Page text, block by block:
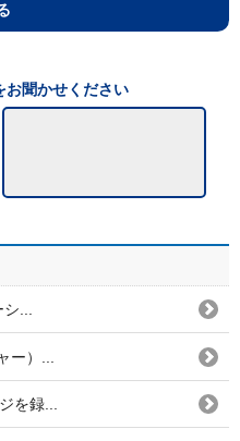
お聞かせください
シ...
ー）...
を録...